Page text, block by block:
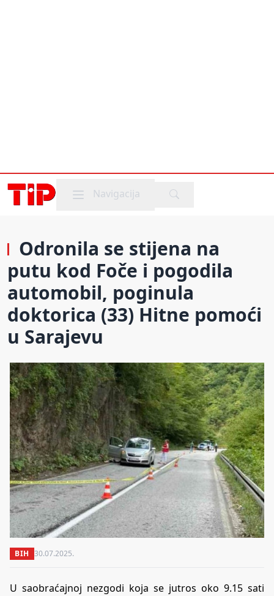
Mobile menu
Navigacija
Odronila se stijena na
putu kod Foče i pogodila
automobil, poginula
doktorica (33) Hitne pomoći
u Sarajevu
BIH 30.07.2025.
U saobraćajnoj nezgodi koja se jutros oko 9.15 sati